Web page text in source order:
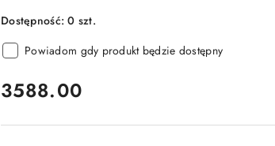
Dostępność:0 szt.
Powiadom gdy produkt będzie dostępny
cena:
3588.00